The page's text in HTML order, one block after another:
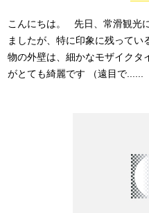
こんにちは。 先日、常滑観光
ましたが、特に印象に残って
物の外壁は、細かなモザイクタ
がとても綺麗です （遠目で......